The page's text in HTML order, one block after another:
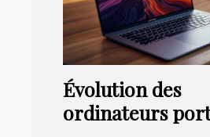
Évolution des
ordinateurs